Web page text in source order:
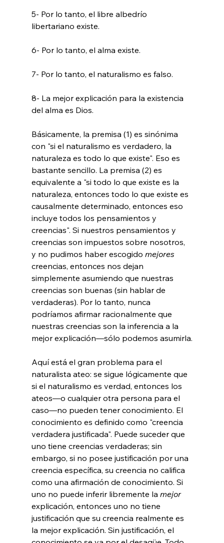
5- Por lo tanto, el libre albedrío
libertariano existe.
6- Por lo tanto, el alma existe.
7- Por lo tanto, el naturalismo es falso.
8- La mejor explicación para la existencia
del alma es Dios.
Básicamente, la premisa (1) es sinónima
con "si el naturalismo es verdadero, la
naturaleza es todo lo que existe". Eso es
bastante sencillo. La premisa (2) es
equivalente a "si todo lo que existe es la
naturaleza, entonces todo lo que existe es
causalmente determinado, entonces eso
incluye todos los pensamientos y
creencias". Si nuestros pensamientos y
creencias son impuestos sobre nosotros,
y no pudimos haber escogido mejores
creencias, entonces nos dejan
simplemente asumiendo que nuestras
creencias son buenas (sin hablar de
verdaderas). Por lo tanto, nunca
podríamos afirmar racionalmente que
nuestras creencias son la inferencia a la
mejor explicación—sólo podemos asumirla.
Aquí está el gran problema para el
naturalista ateo: se sigue lógicamente que
si el naturalismo es verdad, entonces los
ateos—o cualquier otra persona para el
caso—no pueden tener conocimiento. El
conocimiento es definido como "creencia
verdadera justificada". Puede suceder que
uno tiene creencias verdaderas; sin
embargo, si no posee justificación por una
creencia específica, su creencia no califica
como una afirmación de conocimiento. Si
uno no puede inferir libremente la mejor
explicación, entonces uno no tiene
justificación que su creencia realmente es
la mejor explicación. Sin justificación, el